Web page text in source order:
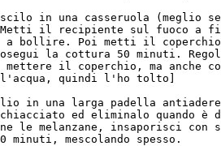
in una casseruola (meglio
il recipiente sul fuoco a
bollire. Poi metti il
la cottura 50 minuti.
il coperchio, ma anche
quindi l'ho tolto]
in una larga padella
ed eliminalo quando è
le melanzane, insaporisci con
minuti, mescolando spesso.